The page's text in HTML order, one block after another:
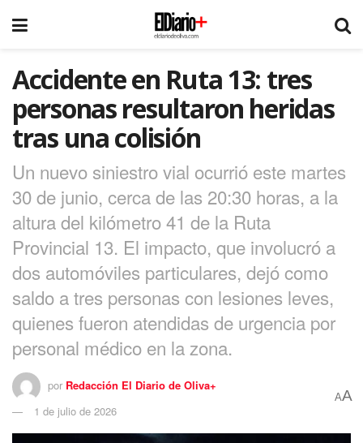
Accidente en Ruta 13: tres
personas resultaron heridas
tras una colisión
Un nuevo siniestro vial ocurrió este martes
30 de junio, cerca de las 20:30 horas, a la
altura del kilómetro 41 de la Ruta
Provincial 13. El impacto, que involucró a
dos automóviles particulares, dejó como
saldo a tres personas con lesiones leves,
quienes fueron atendidas de urgencia por
personal médico en la zona.
por Redacción El Diario de Oliva+
1 de julio de 2026
AA